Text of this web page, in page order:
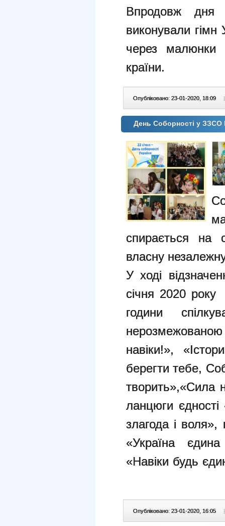
Впродовж дня
виконували гімн
через малюнки
країни.
Опубліковано: 23-01-2020, 18:09 |
День Соборності у
спирається на
власну
У ході
січня 2020
години
навіки!»,
берегти тебе,
творить»,«Сила
ланцюги
злагода і воля»,
«Україна
«Навіки будь
Опубліковано: 23-01-2020, 16:05 |